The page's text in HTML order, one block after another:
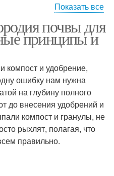
Показать все
почвы для
принципы и
компост и удобрение,
ошибку нам нужна
на глубину полного
до внесения удобрений и
компост и гранулы, не
рыхлят, полагая, что
правильно.